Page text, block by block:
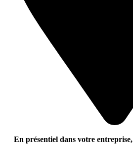
En présentiel dans votre entreprise,